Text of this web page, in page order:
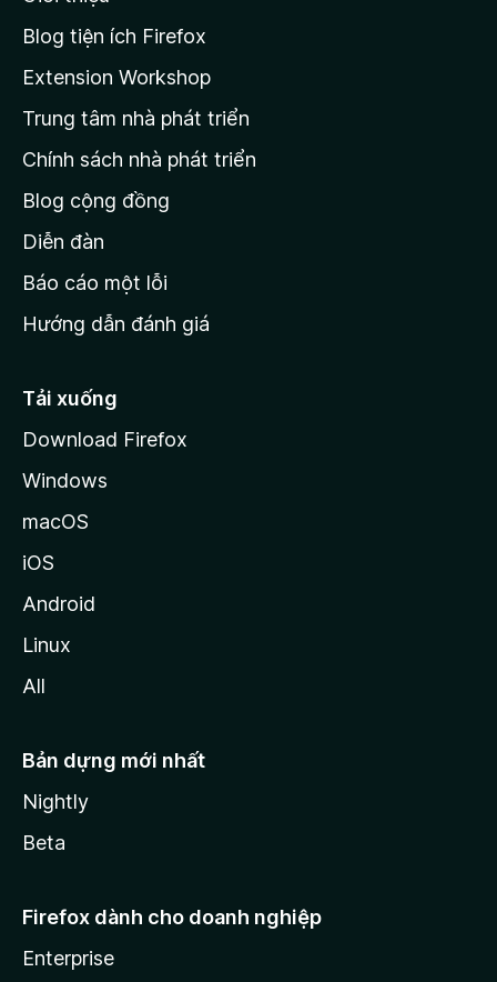
r
n
g
c
ủ
M
o
i
l
Blog tiện ích Firefox
Extension Workshop
Trung tâm nhà phát triển
Chính sách nhà phát triển
Blog cộng đồng
Diễn đàn
Báo cáo một lỗi
Hướng dẫn đánh giá
Tải xuống
Download Firefox
Windows
macOS
iOS
Android
Linux
All
Bản dựng mới nhất
Nightly
Beta
Firefox dành cho doanh nghiệp
Enterprise